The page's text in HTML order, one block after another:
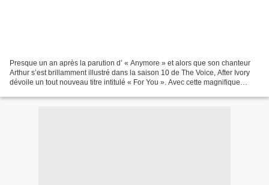
Presque un an après la parution d’ « Anymore » et alors que son chanteur
Arthur s’est brillamment illustré dans la saison 10 de The Voice, After Ivory
dévoile un tout nouveau titre intitulé « For You ». Avec cette magnifique